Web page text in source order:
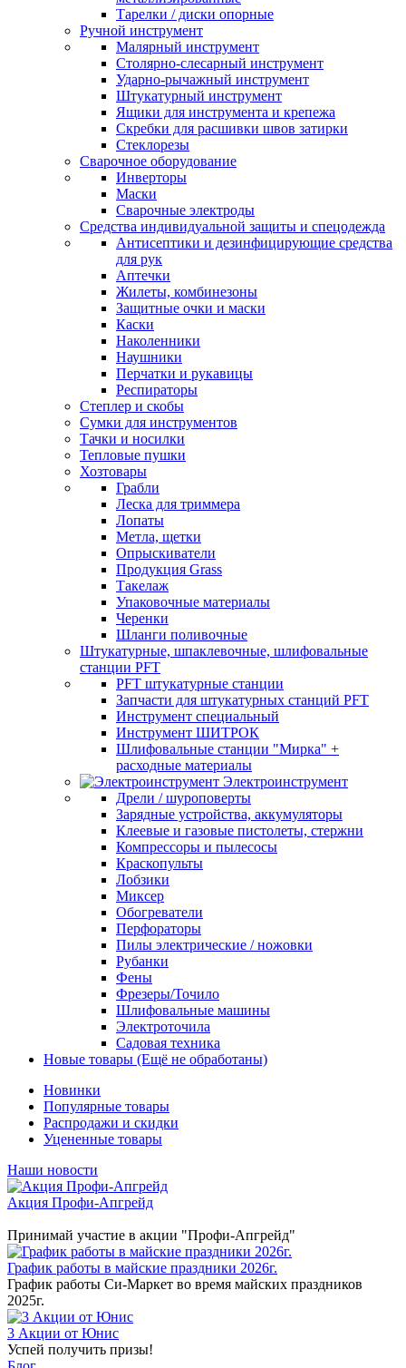
Тарелки / диски опорные
Ручной инструмент
Малярный инструмент
Столярно-слесарный инструмент
Ударно-рычажный инструмент
Штукатурный инструмент
Ящики для инструмента и крепежа
Скребки для расшивки швов затирки
Стеклорезы
Сварочное оборудование
Инверторы
Маски
Сварочные электроды
Средства индивидуальной защиты и спецодежда
Антисептики и дезинфицирующие средства
для рук
Аптечки
Жилеты, комбинезоны
Защитные очки и маски
Каски
Наколенники
Наушники
Перчатки и рукавицы
Респираторы
Степлер и скобы
Сумки для инструментов
Тачки и носилки
Тепловые пушки
Хозтовары
Грабли
Леска для триммера
Лопаты
Метла, щетки
Опрыскиватели
Продукция Grass
Такелаж
Упаковочные материалы
Черенки
Шланги поливочные
Штукатурные, шпаклевочные, шлифовальные
станции PFT
PFT штукатурные станции
Запчасти для штукатурных станций PFT
Инструмент специальный
Инструмент ШИТРОК
Шлифовальные станции "Мирка" +
расходные материалы
Электроинструмент
Дрели / шуроповерты
Зарядные устройства, аккумуляторы
Клеевые и газовые пистолеты, стержни
Компрессоры и пылесосы
Краскопульты
Лобзики
Миксер
Обогреватели
Перфораторы
Пилы электрические / ножовки
Рубанки
Фены
Фрезеры/Точило
Шлифовальные машины
Электроточила
Садовая техника
Новые товары (Ещё не обработаны)
Новинки
Популярные товары
Распродажи и скидки
Уцененные товары
Наши новости
Акция Профи-Апгрейд
Принимай участие в акции "Профи-Апгрейд"
График работы в майские праздники 2026г.
График работы Си-Маркет во время майских праздников
2025г.
3 Акции от Юнис
Успей получить призы!